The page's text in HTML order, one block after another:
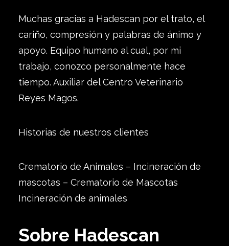
Muchas gracias a Hadescan por el trato, el
cariño, compresión y palabras de ánimo y
apoyo. Equipo humano al cual, por mi
trabajo, conozco personalmente hace
tiempo. Auxiliar del Centro Veterinario
Reyes Magos.
Historias de nuestros clientes
Crematorio de Animales – Incineración de
mascotas – Crematorio de Mascotas
Incineración de animales
Sobre Hadescan